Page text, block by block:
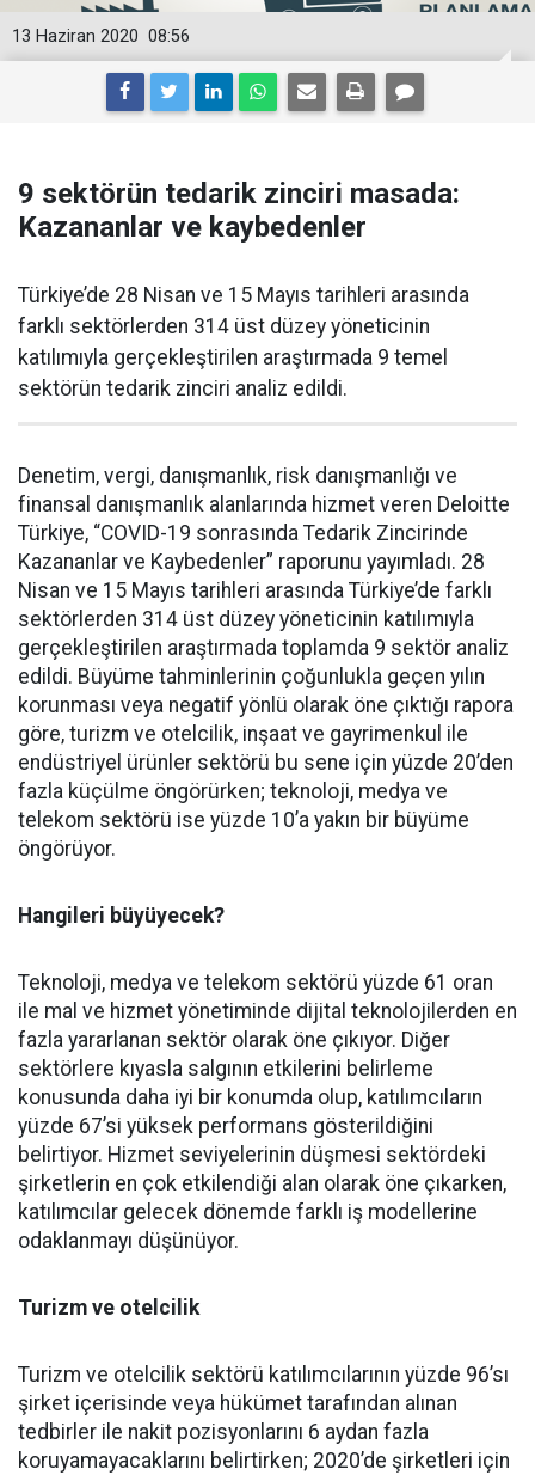
08:56
13 Haziran 2020
9 sektörün tedarik zinciri masada:
Kazananlar ve kaybedenler
Türkiye’de 28 Nisan ve 15 Mayıs tarihleri arasında
farklı sektörlerden 314 üst düzey yöneticinin
katılımıyla gerçekleştirilen araştırmada 9 temel
sektörün tedarik zinciri analiz edildi.
Denetim, vergi, danışmanlık, risk danışmanlığı ve
finansal danışmanlık alanlarında hizmet veren Deloitte
Türkiye, “COVID-19 sonrasında Tedarik Zincirinde
Kazananlar ve Kaybedenler” raporunu yayımladı. 28
Nisan ve 15 Mayıs tarihleri arasında Türkiye’de farklı
sektörlerden 314 üst düzey yöneticinin katılımıyla
gerçekleştirilen araştırmada toplamda 9 sektör analiz
edildi. Büyüme tahminlerinin çoğunlukla geçen yılın
korunması veya negatif yönlü olarak öne çıktığı rapora
göre, turizm ve otelcilik, inşaat ve gayrimenkul ile
endüstriyel ürünler sektörü bu sene için yüzde 20’den
fazla küçülme öngörürken; teknoloji, medya ve
telekom sektörü ise yüzde 10’a yakın bir büyüme
öngörüyor.
Hangileri büyüyecek?
Teknoloji, medya ve telekom sektörü yüzde 61 oran
ile mal ve hizmet yönetiminde dijital teknolojilerden en
fazla yararlanan sektör olarak öne çıkıyor. Diğer
sektörlere kıyasla salgının etkilerini belirleme
konusunda daha iyi bir konumda olup, katılımcıların
yüzde 67’si yüksek performans gösterildiğini
belirtiyor. Hizmet seviyelerinin düşmesi sektördeki
şirketlerin en çok etkilendiği alan olarak öne çıkarken,
katılımcılar gelecek dönemde farklı iş modellerine
odaklanmayı düşünüyor.
Turizm ve otelcilik
Turizm ve otelcilik sektörü katılımcılarının yüzde 96’sı
şirket içerisinde veya hükümet tarafından alınan
tedbirler ile nakit pozisyonlarını 6 aydan fazla
koruyamayacaklarını belirtirken; 2020’de şirketleri için